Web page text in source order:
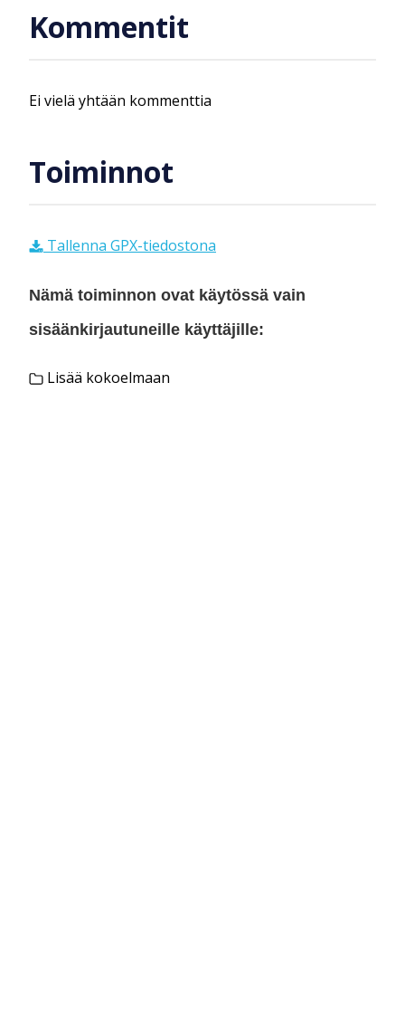
Kommentit
Ei vielä yhtään kommenttia
Toiminnot
Tallenna GPX-tiedostona
Nämä toiminnon ovat käytössä vain
sisäänkirjautuneille käyttäjille:
Lisää kokoelmaan